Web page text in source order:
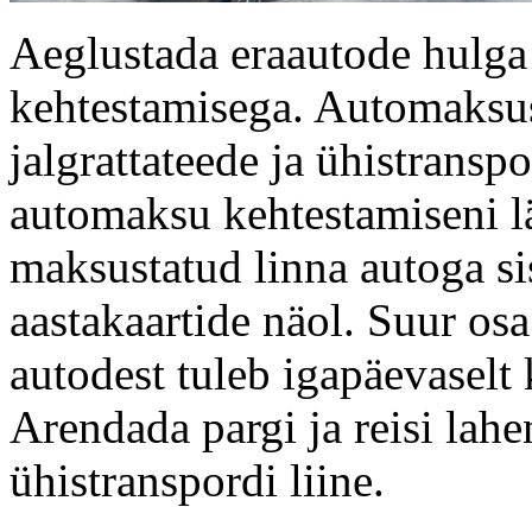
Aeglustada eraautode
kehtestamisega.
jalgrattateede ja
automaksu
maksustatud linna autoga
aastakaartide näol. Suur
autodest tuleb
Arendada pargi ja reisi
ühistranspordi liine.